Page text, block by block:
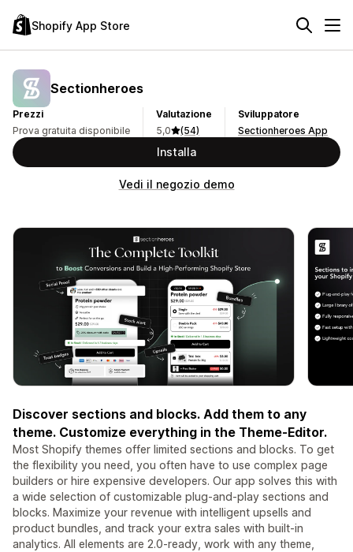
Shopify App Store
Sectionheroes
Prezzi
Prova gratuita disponibile
Valutazione
5,0
(54)
Sviluppatore
Sectionheroes App
Installa
Vedi il negozio demo
Discover sections and blocks. Add them to any
theme. Customize everything in the Theme-Editor.
Most Shopify themes offer limited sections and blocks. To get
the flexibility you need, you often have to use complex page
builders or hire expensive developers. Our app solves this with
a wide selection of customizable plug-and-play sections and
blocks. Maximize your revenue with intelligent upsells and
product bundles, and track your extra sales with built-in
analytics. All elements are 2.0-ready, work with any theme,